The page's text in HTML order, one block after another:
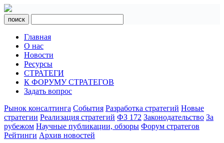
поиск
Главная
О нас
Новости
Ресурсы
СТРАТЕГИ
К ФОРУМУ СТРАТЕГОВ
Задать вопрос
Рынок консалтинга События Разработка стратегий Новые
стратегии Реализация стратегий ФЗ 172 Законодательство За
рубежом Научные публикации, обзоры Форум стратегов
Рейтинги Архив новостей